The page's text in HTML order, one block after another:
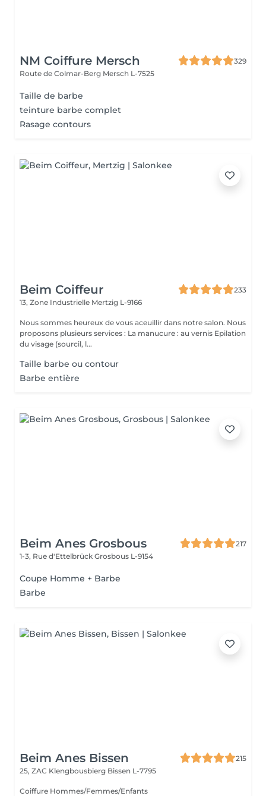
NM Coiffure Mersch
329
Route de Colmar-Berg Mersch L-7525
Taille de barbe
teinture barbe complet
Rasage contours
Beim Coiffeur
233
13, Zone Industrielle Mertzig L-9166
Nous sommes heureux de vous aceuillir dans notre salon. Nous
proposons plusieurs services : La manucure : au vernis Epilation
du visage (sourcil, l...
Taille barbe ou contour
Barbe entière
Beim Anes Grosbous
217
1-3, Rue d'Ettelbrück Grosbous L-9154
Coupe Homme + Barbe
Barbe
Beim Anes Bissen
215
25, ZAC Klengbousbierg Bissen L-7795
Coiffure Hommes/Femmes/Enfants